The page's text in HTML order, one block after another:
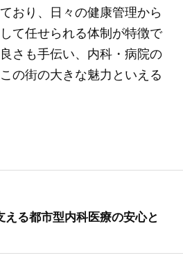
おり、日々の健康管理から
て任せられる体制が特徴で
さも手伝い、内科・病院の
の街の大きな魅力といえる
える都市型内科医療の安心と